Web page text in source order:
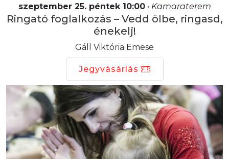
szeptember 25. péntek 10:00• Kamaraterem
Ringató foglalkozás – Vedd ölbe, ringasd,
énekelj!
Gáll Viktória Emese
Jegyvásárlás